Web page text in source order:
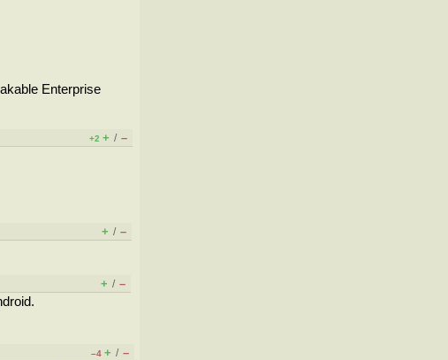
Enterprise
+2 + / –
+ / –
+ / –
–4 + / –